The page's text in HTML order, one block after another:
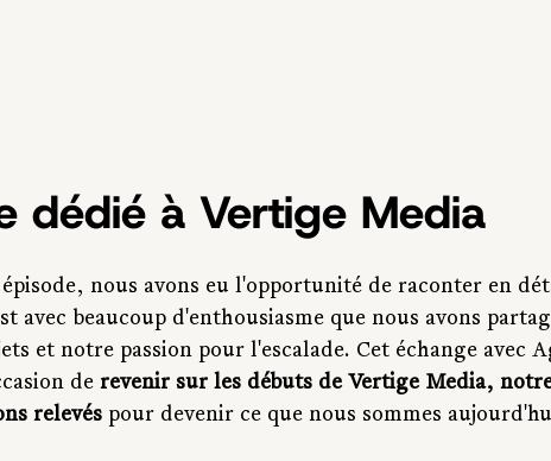
dédié à Vertige Media
nous avons eu l'opportunité de raconter en
avec beaucoup d'enthousiasme que nous avons
et notre passion pour l'escalade. Cet échange avec
de revenir sur les débuts de Vertige Media,
relevés pour devenir ce que nous sommes